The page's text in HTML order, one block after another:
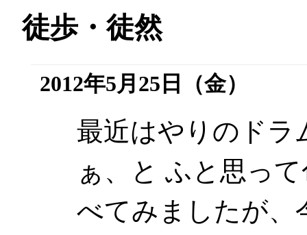
徒歩・徒然
2012年5月25日（金）
最近はやりのドラ
ぁ、と ふと思っ
べてみましたが、